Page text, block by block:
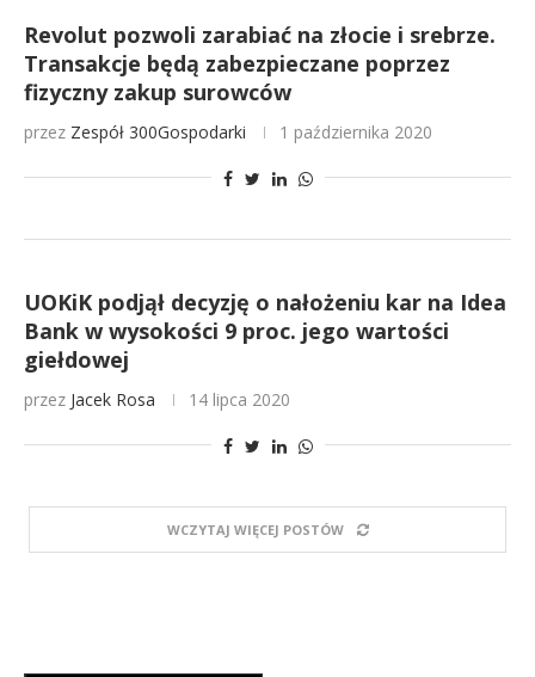
Revolut pozwoli zarabiać na złocie i srebrze.
Transakcje będą zabezpieczane poprzez
fizyczny zakup surowców
przez Zespół 300Gospodarki 1 października 2020
UOKiK podjął decyzję o nałożeniu kar na Idea
Bank w wysokości 9 proc. jego wartości
giełdowej
przez Jacek Rosa 14 lipca 2020
WCZYTAJ WIĘCEJ POSTÓW